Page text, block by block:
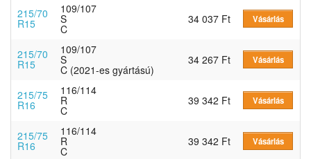
215/70
R15
109/107
S
C
34 037 Ft Vásárlás
215/70
R15
109/107
S
C (2021-es gyártású)
34 267 Ft Vásárlás
215/75
R16
116/114
R
C
39 342 Ft Vásárlás
215/75
R16
116/114
R
C
39 342 Ft Vásárlás